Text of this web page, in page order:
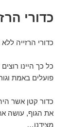
כדורי
כדורי הרזייה
כל כך היינו
פועלים באמת
כדור קטן אשר
את הגוף, עושה
מצידנו…